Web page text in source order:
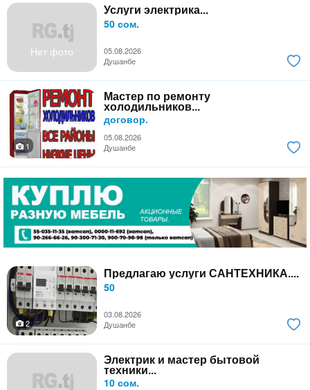
Нет фото
Услуги электрика...
50 сом.
05.08.2026
Душанбе
Мастер по ремонту
холодильников...
договор.
05.08.2026
1
Душанбе
Предлагаю услуги САНТЕХНИКА....
50
03.08.2026
2
Душанбе
Электрик и мастер бытовой
техники...
10 сом.